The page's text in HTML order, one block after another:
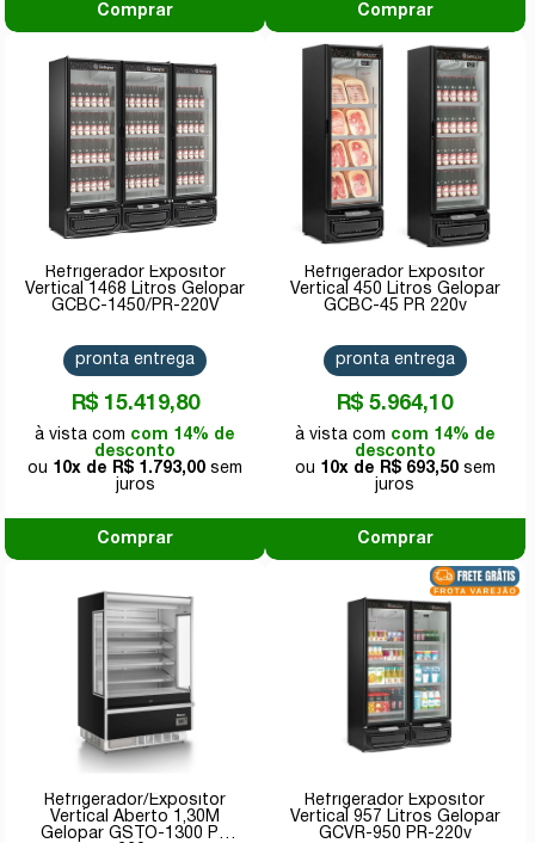
Comprar Comprar
Refrigerador Expositor
Vertical 1468 Litros Gelopar
GCBC-1450/PR-220V
R$ 15.419,80
com 14% de
desconto
10x de
R$ 1.793,00
pronta entrega
Comprar
Refrigerador Expositor
Vertical 450 Litros Gelopar
GCBC-45 PR 220v
R$ 5.964,10
com 14% de
desconto
10x de
R$ 693,50
pronta entrega
Comprar
Refrigerador/Expositor
Vertical Aberto 1,30M
Gelopar GSTO-1300 PR
Refrigerador Expositor
Vertical 957 Litros Gelopar
GCVR-950 PR-220v